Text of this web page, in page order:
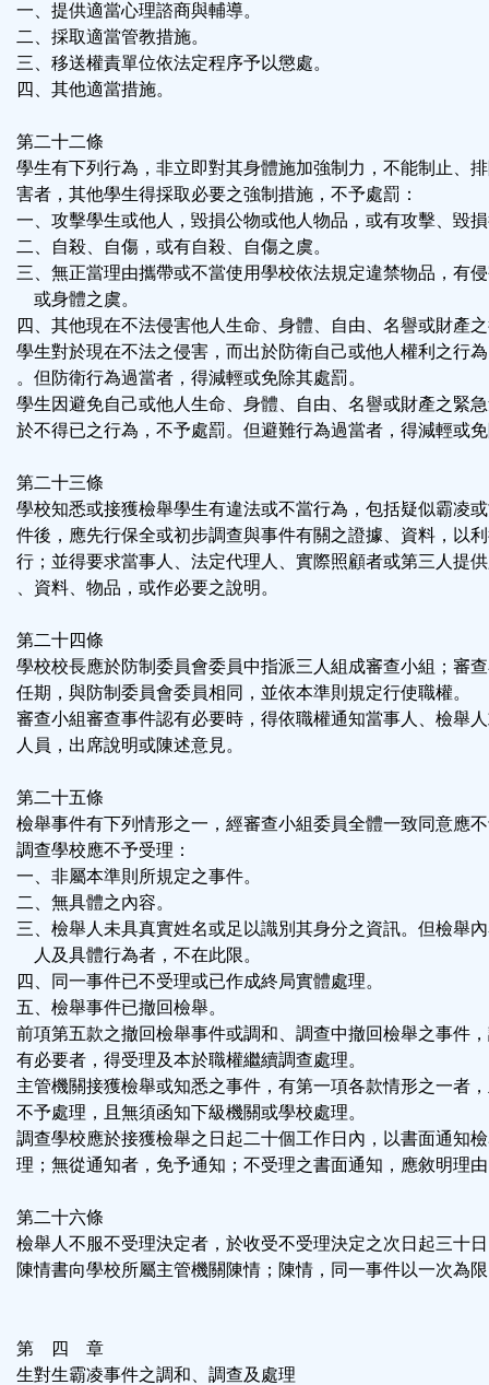
一、提供適當心理諮商與輔導。
二、採取適當管教措施。
三、移送權責單位依法定程序予以懲處。
四、其他適當措施。
第二十二條
學生有下列行為，非立即對其身體施加強制力，不能制止、
害者，其他學生得採取必要之強制措施，不予處罰：
一、攻擊學生或他人，毀損公物或他人物品，或有攻擊、毀
二、自殺、自傷，或有自殺、自傷之虞。
三、無正當理由攜帶或不當使用學校依法規定違禁物品，有
或身體之虞。
四、其他現在不法侵害他人生命、身體、自由、名譽或財產
學生對於現在不法之侵害，而出於防衛自己或他人權利之行
。但防衛行為過當者，得減輕或免除其處罰。
學生因避免自己或他人生命、身體、自由、名譽或財產之緊
於不得已之行為，不予處罰。但避難行為過當者，得減輕或
第二十三條
學校知悉或接獲檢舉學生有違法或不當行為，包括疑似霸凌
件後，應先行保全或初步調查與事件有關之證據、資料，以
行；並得要求當事人、法定代理人、實際照顧者或第三人提
、資料、物品，或作必要之說明。
第二十四條
學校校長應於防制委員會委員中指派三人組成審查小組；審
任期，與防制委員會委員相同，並依本準則規定行使職權。
審查小組審查事件認有必要時，得依職權通知當事人、檢舉
人員，出席說明或陳述意見。
第二十五條
檢舉事件有下列情形之一，經審查小組委員全體一致同意應
調查學校應不予受理：
一、非屬本準則所規定之事件。
二、無具體之內容。
三、檢舉人未具真實姓名或足以識別其身分之資訊。但檢舉
人及具體行為者，不在此限。
四、同一事件已不受理或已作成終局實體處理。
五、檢舉事件已撤回檢舉。
前項第五款之撤回檢舉事件或調和、調查中撤回檢舉之事件
有必要者，得受理及本於職權繼續調查處理。
主管機關接獲檢舉或知悉之事件，有第一項各款情形之一者
不予處理，且無須函知下級機關或學校處理。
調查學校應於接獲檢舉之日起二十個工作日內，以書面通知
理；無從通知者，免予通知；不受理之書面通知，應敘明理
第二十六條
檢舉人不服不受理決定者，於收受不受理決定之次日起三十
陳情書向學校所屬主管機關陳情；陳情，同一事件以一次為
第 四 章
生對生霸凌事件之調和、調查及處理